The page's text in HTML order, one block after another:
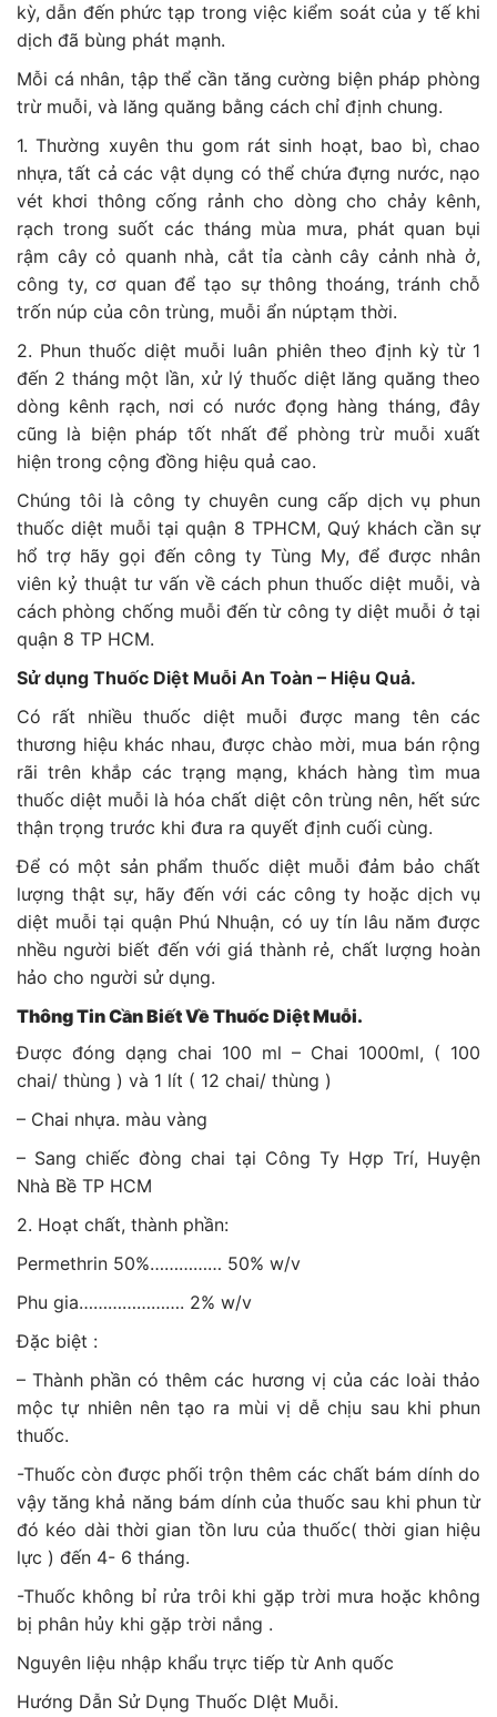
kỳ, dẫn đến phức tạp trong việc kiểm soát của y tế khi
dịch đã bùng phát mạnh.
Mỗi cá nhân, tập thể cần tăng cường biện pháp phòng
trừ muỗi, và lăng quăng bằng cách chỉ định chung.
1. Thường xuyên thu gom rát sinh hoạt, bao bì, chao
nhựa, tất cả các vật dụng có thể chứa đựng nước, nạo
vét khơi thông cống rảnh cho dòng cho chảy kênh,
rạch trong suốt các tháng mùa mưa, phát quan bụi
rậm cây cỏ quanh nhà, cắt tỉa cành cây cảnh nhà ở,
công ty, cơ quan để tạo sự thông thoáng, tránh chỗ
trốn núp của côn trùng, muỗi ẩn núptạm thời.
2. Phun thuốc diệt muỗi luân phiên theo định kỳ từ 1
đến 2 tháng một lần, xử lý thuốc diệt lăng quăng theo
dòng kênh rạch, nơi có nước đọng hàng tháng, đây
cũng là biện pháp tốt nhất để phòng trừ muỗi xuất
hiện trong cộng đồng hiệu quả cao.
Chúng tôi là công ty chuyên cung cấp dịch vụ phun
thuốc diệt muỗi tại quận 8 TPHCM, Quý khách cần sự
hổ trợ hãy gọi đến công ty Tùng My, để được nhân
viên kỷ thuật tư vấn về cách phun thuốc diệt muỗi, và
cách phòng chống muỗi đến từ công ty diệt muỗi ở tại
quận 8 TP HCM.
Sử dụng Thuốc Diệt Muỗi An Toàn – Hiệu Quả.
Có rất nhiều thuốc diệt muỗi được mang tên các
thương hiệu khác nhau, được chào mời, mua bán rộng
rãi trên khắp các trạng mạng, khách hàng tìm mua
thuốc diệt muỗi là hóa chất diệt côn trùng nên, hết sức
thận trọng trước khi đưa ra quyết định cuối cùng.
Để có một sản phẩm thuốc diệt muỗi đảm bảo chất
lượng thật sự, hãy đến với các công ty hoặc dịch vụ
diệt muỗi tại quận Phú Nhuận, có uy tín lâu năm được
nhều người biết đến với giá thành rẻ, chất lượng hoàn
hảo cho người sử dụng.
Thông Tin Cần Biết Về Thuốc Diệt Muỗi.
Được đóng dạng chai 100 ml – Chai 1000ml, ( 100
chai/ thùng ) và 1 lít ( 12 chai/ thùng )
– Chai nhựa. màu vàng
– Sang chiếc đòng chai tại Công Ty Hợp Trí, Huyện
Nhà Bề TP HCM
2. Hoạt chất, thành phần:
Permethrin 50%…………… 50% w/v
Phu gia…………………. 2% w/v
Đặc biệt :
– Thành phần có thêm các hương vị của các loài thảo
mộc tự nhiên nên tạo ra mùi vị dễ chịu sau khi phun
thuốc.
-Thuốc còn được phối trộn thêm các chất bám dính do
vậy tăng khả năng bám dính của thuốc sau khi phun từ
đó kéo dài thời gian tồn lưu của thuốc( thời gian hiệu
lực ) đến 4- 6 tháng.
-Thuốc không bỉ rửa trôi khi gặp trời mưa hoặc không
bị phân hủy khi gặp trời nắng .
Nguyên liệu nhập khẩu trực tiếp từ Anh quốc
Hướng Dẫn Sử Dụng Thuốc DIệt Muỗi.